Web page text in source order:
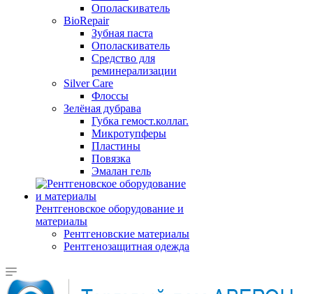
Ополаскиватель
BioRepair
Зубная паста
Ополаскиватель
Средство для
реминерализации
Silver Care
Флоссы
Зелёная дубрава
Губка гемост.коллаг.
Микротупферы
Пластины
Повязка
Эмалан гель
Рентгеновское оборудование и
материалы
Рентгеновские материалы
Рентгенозащитная одежда